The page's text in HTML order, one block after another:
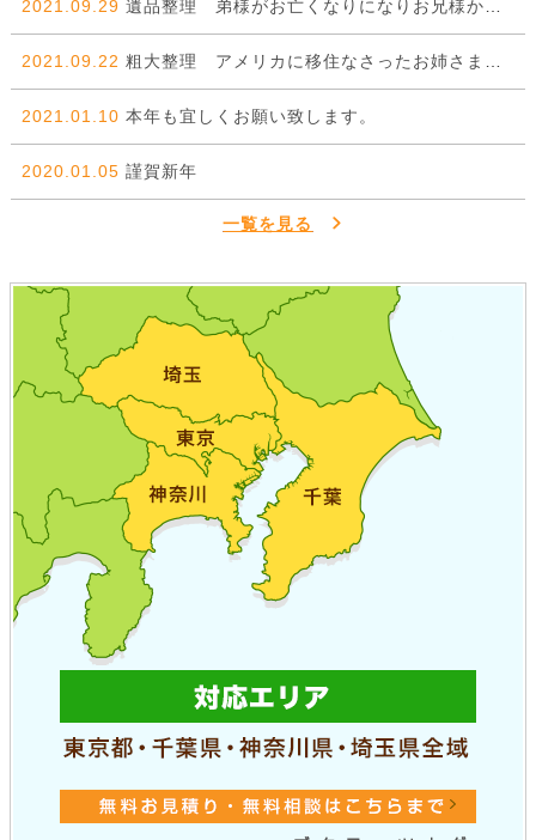
2021.09.29 遺品整理 弟様がお亡くなりになりお兄様からのご依頼。
2021.09.22 粗大整理 アメリカに移住なさったお姉さまから弟様に委ねた一件。
2021.01.10 本年も宜しくお願い致します。
2020.01.05 謹賀新年
一覧を見る